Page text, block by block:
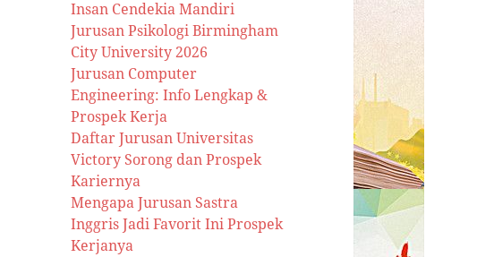
Insan Cendekia Mandiri
Jurusan Psikologi Birmingham
City University 2026
Jurusan Computer
Engineering: Info Lengkap &
Prospek Kerja
Daftar Jurusan Universitas
Victory Sorong dan Prospek
Kariernya
Mengapa Jurusan Sastra
Inggris Jadi Favorit Ini Prospek
Kerjanya